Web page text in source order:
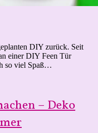
DIY zurück. Seit
einer DIY Feen Tür
so viel Spaß…
– Deko